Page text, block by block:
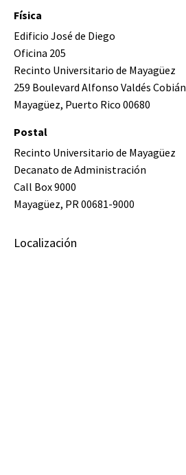
Física
Edificio José de Diego
Oficina 205
Recinto Universitario de Mayagüez
259 Boulevard Alfonso Valdés Cobián
Mayagüez, Puerto Rico 00680
Postal
Recinto Universitario de Mayagüez
Decanato de Administración
Call Box 9000
Mayagüez, PR 00681-9000
Localización